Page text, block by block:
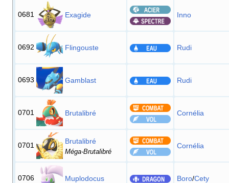
0681 Exagide Inno
0692 Flingouste Rudi
0693 Gamblast Rudi
0701 Brutalibré Cornélia
0701 Brutalibré
Méga-Brutalibré
Cornélia
0706 Muplodocus Boro/Cety